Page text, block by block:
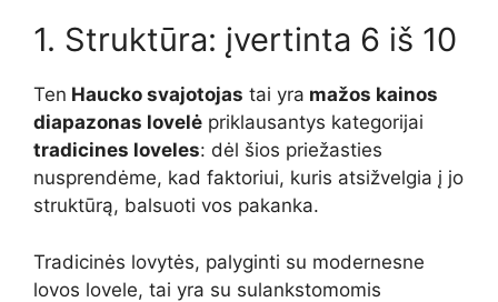
1. Struktūra: įvertinta 6 iš 10
Ten Haucko svajotojas tai yra mažos kainos
diapazonas lovelė priklausantys kategorijai
tradicines loveles: dėl šios priežasties
nusprendėme, kad faktoriui, kuris atsižvelgia į jo
struktūrą, balsuoti vos pakanka.
Tradicinės lovytės, palyginti su modernesne
lovos lovele, tai yra su sulankstomomis